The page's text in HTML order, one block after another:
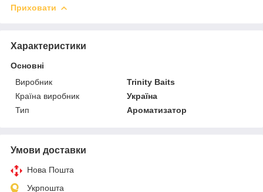
Приховати
Характеристики
Основні
Виробник
Trinity Baits
Країна виробник
Україна
Тип
Ароматизатор
Умови доставки
Нова Пошта
Укрпошта